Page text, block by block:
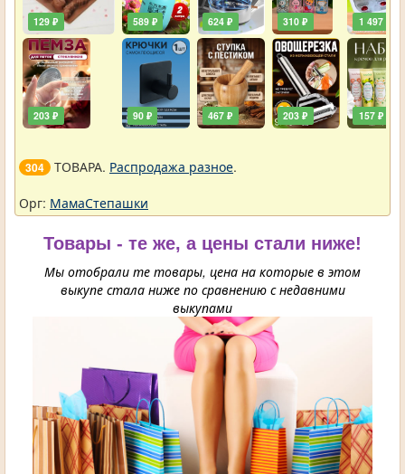
129 ₽
203 ₽
589 ₽
90 ₽
624 ₽
467 ₽
310 ₽
203 ₽
1 497 ₽
157 ₽
304 ТОВАРА. Распродажа разное.
Орг: МамаСтепашки
Товары - те же, а цены стали ниже!
Мы отобрали те товары, цена на которые в этом
выкупе стала ниже по сравнению с недавними
выкупами